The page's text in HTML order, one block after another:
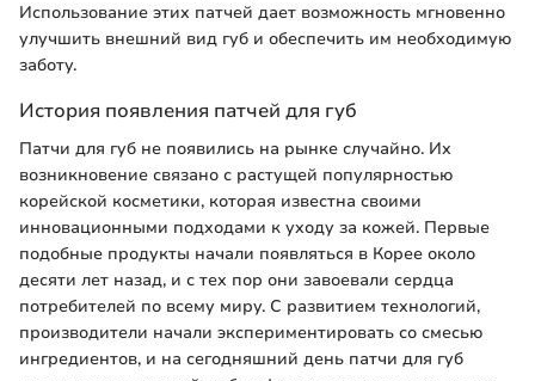
Использование этих патчей дает возможность мгновенно
улучшить внешний вид губ и обеспечить им необходимую
заботу.
История появления патчей для губ
Патчи для губ не появились на рынке случайно. Их
возникновение связано с растущей популярностью
корейской косметики, которая известна своими
инновационными подходами к уходу за кожей. Первые
подобные продукты начали появляться в Корее около
десяти лет назад, и с тех пор они завоевали сердца
потребителей по всему миру. С развитием технологий,
производители начали экспериментировать со смесью
ингредиентов, и на сегодняшний день патчи для губ